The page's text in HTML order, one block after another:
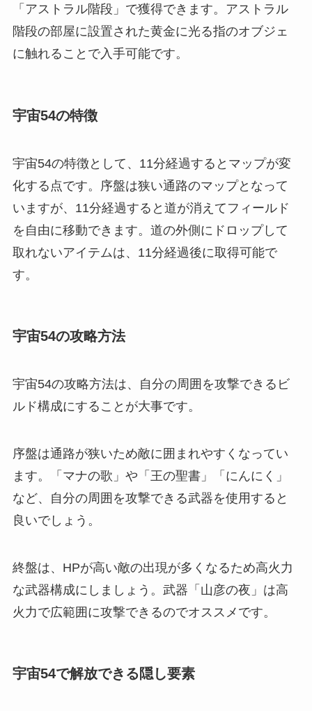
「アストラル階段」で獲得できます。アストラル
階段の部屋に設置された黄金に光る指のオブジェ
に触れることで入手可能です。
宇宙54の特徴
宇宙54の特徴として、11分経過するとマップが変
化する点です。序盤は狭い通路のマップとなって
いますが、11分経過すると道が消えてフィールド
を自由に移動できます。道の外側にドロップして
取れないアイテムは、11分経過後に取得可能で
す。
宇宙54の攻略方法
宇宙54の攻略方法は、自分の周囲を攻撃できるビ
ルド構成にすることが大事です。
序盤は通路が狭いため敵に囲まれやすくなってい
ます。「マナの歌」や「王の聖書」「にんにく」
など、自分の周囲を攻撃できる武器を使用すると
良いでしょう。
終盤は、HPが高い敵の出現が多くなるため高火力
な武器構成にしましょう。武器「山彦の夜」は高
火力で広範囲に攻撃できるのでオススメです。
宇宙54で解放できる隠し要素